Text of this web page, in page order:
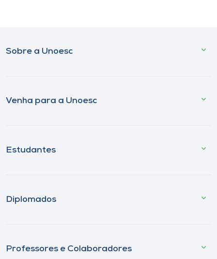
Sobre a Unoesc
Venha para a Unoesc
Estudantes
Diplomados
Professores e Colaboradores